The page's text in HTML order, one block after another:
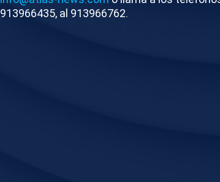
913966435, al 913966762.
Atlas Compactado